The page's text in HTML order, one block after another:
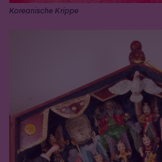
Koreanische Krippe